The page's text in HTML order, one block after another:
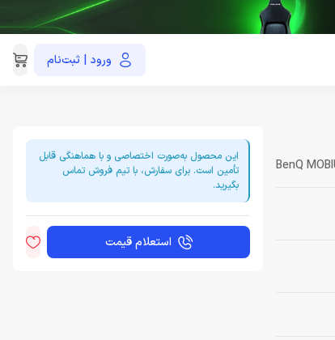
ورود | ثبت‌نام021-91035390
BenQ
این محصول به‌صورت اختصاصی و با هماهنگی قابل
تأمین است. برای سفارش، با تیم فروش تماس
بگیرید.
استعلام قیمت